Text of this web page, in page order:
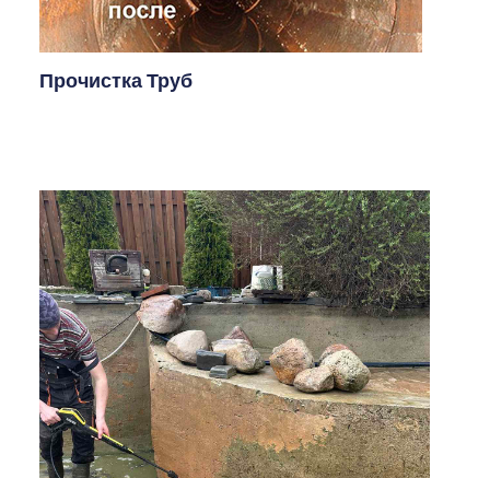
Прочистка Труб